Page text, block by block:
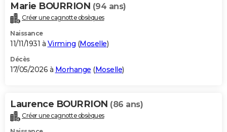
Alimentation
Guide de la santé
Maladies
Médicaments
Sommeil
VOYAGE
Destinations
City break
Voyage nature
Voyage de noces
Forum
Climat
+PHOTO
GUIDES D'ACHAT
BONS PLANS
Carte de Noël
Carte Bonne année
Carte Saint-Valentin
Carte Pâques
Carte d'anniversaire
DICTIONNAIRE
Dictionnaire
Biographies
Citations
Expressions
Proverbes
Marie BOURRION (94 ans)
Créer une cagnotte obsèques
Naissance
11/11/1931 à Virming (Moselle)
Décès
17/05/2026 à Morhange (Moselle)
Laurence BOURRION (86 ans)
Créer une cagnotte obsèques